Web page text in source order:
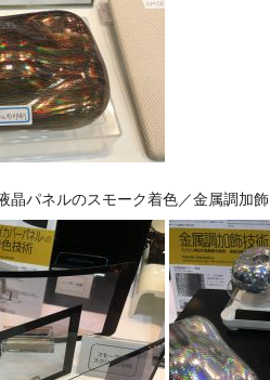
パネルのスモーク着色／金属調加飾